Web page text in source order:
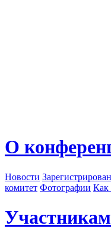
О
Новости
комитет Фотографии Как
Участникам